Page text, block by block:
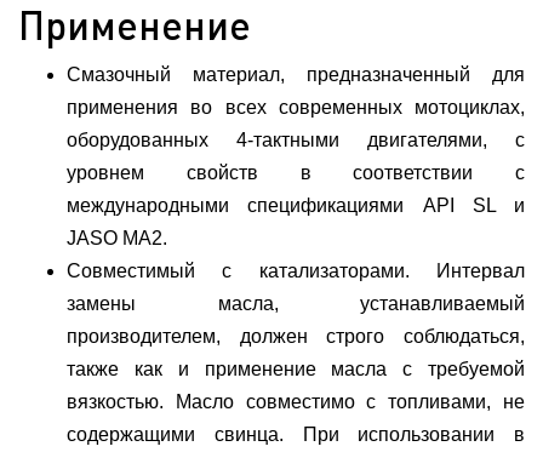
Применение
Смазочный материал, предназначенный для
применения во всех современных мотоциклах,
оборудованных 4-тактными двигателями, с
уровнем свойств в соответствии с
международными спецификациями API SL и
JASO MA2.
Совместимый с катализаторами. Интервал
замены масла, устанавливаемый
производителем, должен строго соблюдаться,
также как и применение масла с требуемой
вязкостью. Масло совместимо с топливами, не
содержащими свинца. При использовании в